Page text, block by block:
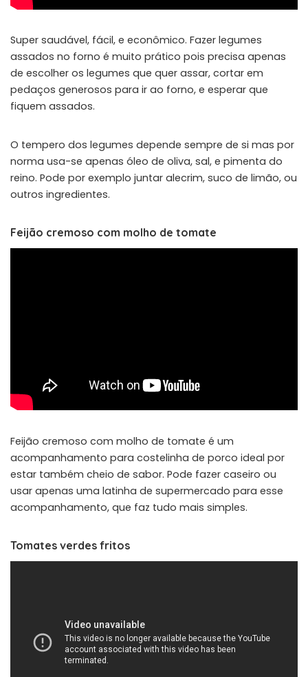
Super saudável, fácil, e econômico. Fazer legumes
assados no forno é muito prático pois precisa apenas
de escolher os legumes que quer assar, cortar em
pedaços generosos para ir ao forno, e esperar que
fiquem assados.
O tempero dos legumes depende sempre de si mas por
norma usa-se apenas óleo de oliva, sal, e pimenta do
reino. Pode por exemplo juntar alecrim, suco de limão, ou
outros ingredientes.
Feijão cremoso com molho de tomate
Feijão cremoso com molho de tomate é um
acompanhamento para costelinha de porco ideal por
estar também cheio de sabor. Pode fazer caseiro ou
usar apenas uma latinha de supermercado para esse
acompanhamento, que faz tudo mais simples.
Tomates verdes fritos